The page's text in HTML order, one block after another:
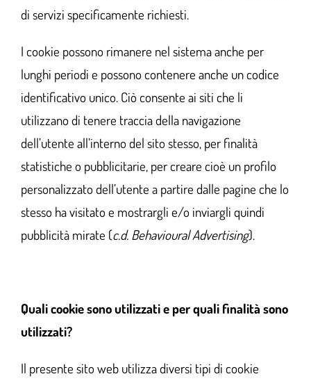
di servizi specificamente richiesti.
I cookie possono rimanere nel sistema anche per
lunghi periodi e possono contenere anche un codice
identificativo unico. Ciò consente ai siti che li
utilizzano di tenere traccia della navigazione
dell’utente all’interno del sito stesso, per finalità
statistiche o pubblicitarie, per creare cioè un profilo
personalizzato dell’utente a partire dalle pagine che lo
stesso ha visitato e mostrargli e/o inviargli quindi
pubblicità mirate (c.d. Behavioural Advertising).
Quali cookie sono utilizzati e per quali finalità sono
utilizzati?
Il presente sito web utilizza diversi tipi di cookie